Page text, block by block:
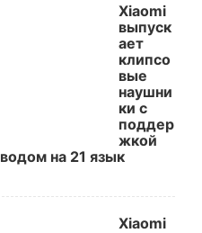
Xiaomi
выпуск
ает
клипсо
вые
наушни
ки с
поддер
жкой
на 21 язык
Xiaomi